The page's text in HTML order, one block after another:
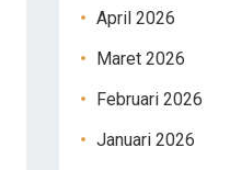
April 2026
Maret 2026
Februari 2026
Januari 2026